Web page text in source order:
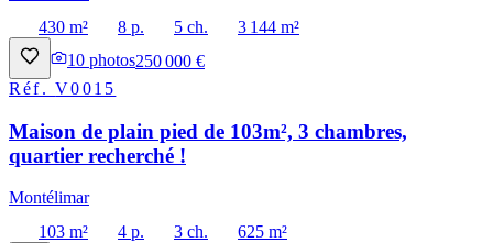
430 m²
8 p. 5 ch.
3 144 m²
10 photos250 000 €
Réf.V0015
Maison de plain pied de 103m², 3 chambres,
quartier recherché !
Montélimar
103 m²
4 p. 3 ch.
625 m²